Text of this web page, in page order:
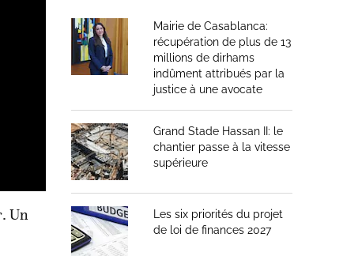
Un
Mairie de Casablanca:
récupération de plus de 13
millions de dirhams
indûment attribués par la
justice à une avocate
Grand Stade Hassan II: le
chantier passe à la vitesse
supérieure
Les six priorités du projet
de loi de finances 2027